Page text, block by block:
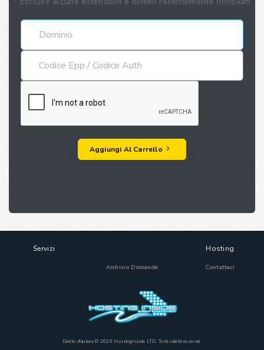
Aggiungi Al Carrello
Servizi
Archivio Domande
Hosting
Contattaci
Diritto d'autore © 2026 HostingInside LTD. Tutti i diritti riservati.